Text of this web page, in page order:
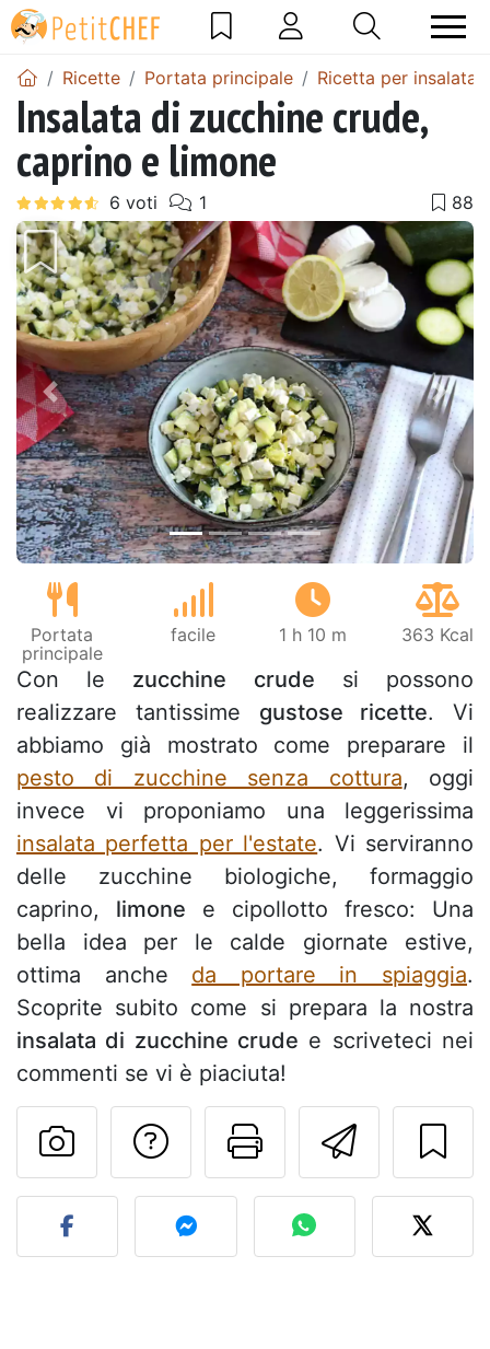
Ricette Portata principale Ricetta per insalata
Insalata di zucchine crude,
caprino e limone
Precedente
Portata
principale
facile 1 h 10 m 363 Kcal
Con le zucchine crude si possono
realizzare tantissime gustose ricette. Vi
abbiamo già mostrato come preparare il
pesto di zucchine senza cottura, oggi
invece vi proponiamo una leggerissima
insalata perfetta per l'estate. Vi serviranno
delle zucchine biologiche, formaggio
caprino, limone e cipollotto fresco: Una
bella idea per le calde giornate estive,
ottima anche da portare in spiaggia.
Scoprite subito come si prepara la nostra
insalata di zucchine crude e scriveteci nei
commenti se vi è piaciuta!
Invia
Stampa la
Contatta l'autore
Pubblica la foto di